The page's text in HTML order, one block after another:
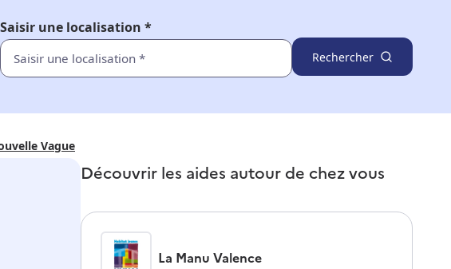
Saisir une localisation *
Rechercher
Vague
Découvrir les aides autour de chez vous
La Manu Valence